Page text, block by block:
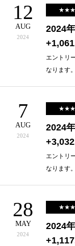
12
AUG
2024
2024
エントリ
なります
7
AUG
2024
2024
エントリ
なります
28
MAY
2024
2024
CONTACT